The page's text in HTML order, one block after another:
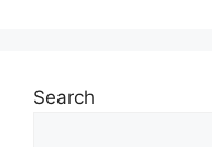
Search